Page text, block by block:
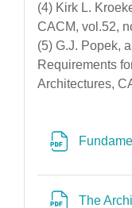
(4) Kirk L.
CACM, vol.52,
(5) G.J. Popek,
Requirements
Architectures,
The